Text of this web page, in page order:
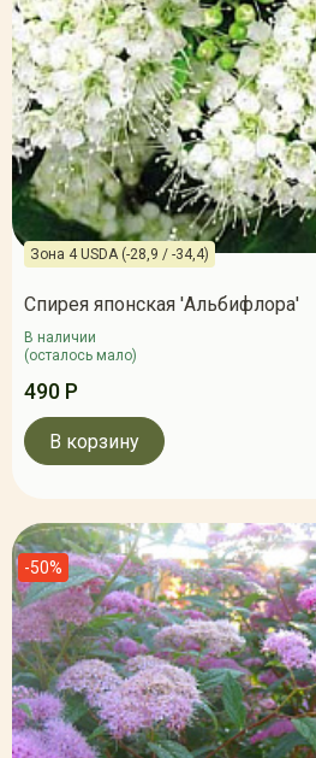
Зона 4 USDA (-28,9 / -34,4)
Спирея японская 'Альбифлора'
В наличии
(осталось мало)
490 Р
В корзину
-50%